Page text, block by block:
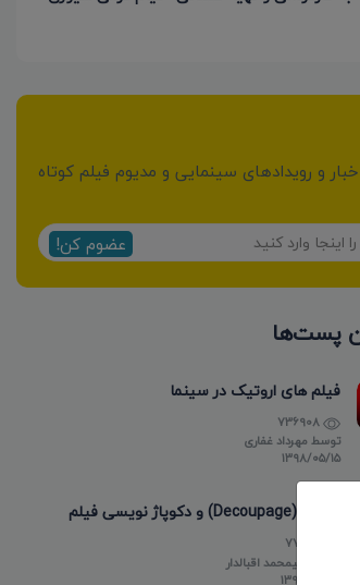
و رویدادهای سینمایی و مدیوم فیلم کوتاه
عضوم کن!
پست‌ها
فیلم های اروتیک در سینما
توسط مهرداد غفاری
۱۳۹۸/۰۵/۱۵
دکوپاژ (Decoupage) و دکوپاژ نویسی فیلم
علیمحمد اقبالدار
۱۳۹۸/۰۵/۱۸